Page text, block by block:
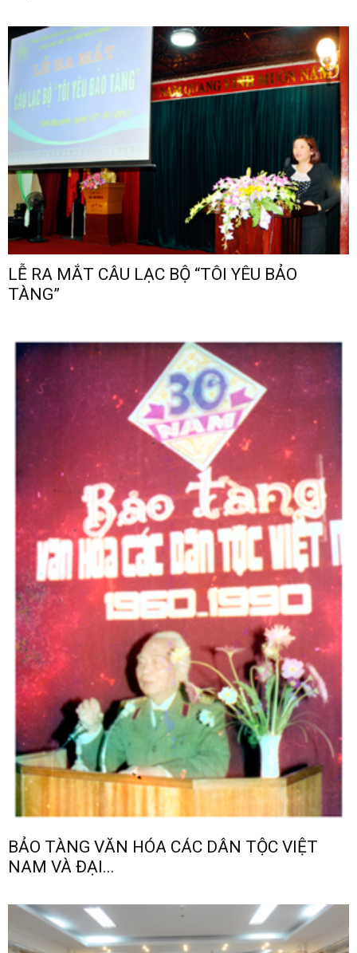
LỄ RA MẮT CÂU LẠC BỘ “TÔI YÊU BẢO
TÀNG”
BẢO TÀNG VĂN HÓA CÁC DÂN TỘC VIỆT
NAM VÀ ĐẠI...